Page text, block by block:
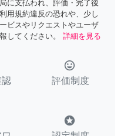
に支払われ、評価・完了後
用規約違反の恐れや、少し
ビスやリクエストやユーザ
してください。
詳細を見る
認
tag_faces
評価制度
stars